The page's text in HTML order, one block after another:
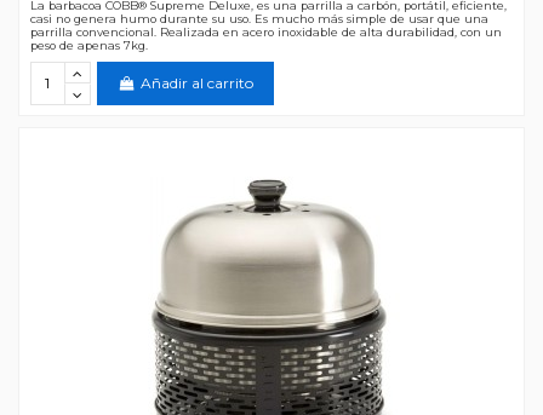
La barbacoa COBB® Supreme Deluxe, es una parrilla a carbón, portátil, eficiente,
casi no genera humo durante su uso. Es mucho más simple de usar que una
parrilla convencional. Realizada en acero inoxidable de alta durabilidad, con un
peso de apenas 7kg.
Añadir al carrito